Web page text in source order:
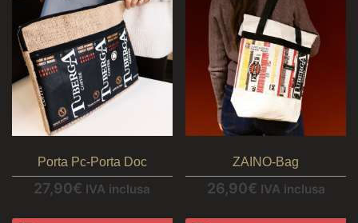
Porta Pc-Porta Doc
27,90€ IVA inclusa
ZAINO-Bag
26,90€ IVA inclusa